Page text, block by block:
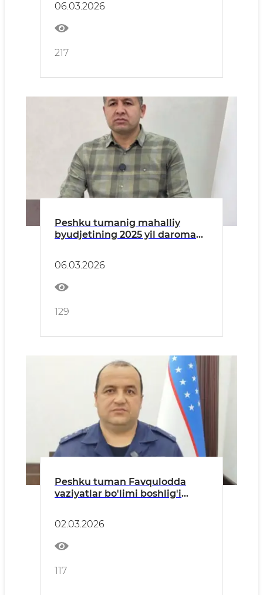
yosh avlodni yuksak bilim-
maʼrifat egalari etib tarbiyalash
boʻyicha amalga oshirilayotgan
ishlar toʻgʻrisida
06.03.2026
217
Peshku tumanig mahalliy
byudjetining 2025 yil daromad
06.03.2026
129
Peshku tuman Favqulodda
vaziyatlar bo'limi boshlig'i
02.03.2026
117